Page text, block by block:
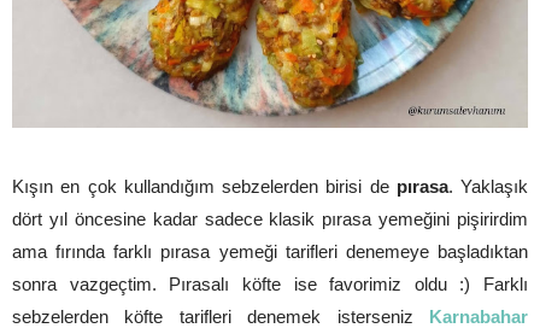
Kışın en çok kullandığım sebzelerden birisi de pırasa. Yaklaşık
dört yıl öncesine kadar sadece klasik pırasa yemeğini pişirirdim
ama fırında farklı pırasa yemeği tarifleri denemeye başladıktan
sonra vazgeçtim. Pırasalı köfte ise favorimiz oldu :) Farklı
sebzelerden köfte tarifleri denemek isterseniz Karnabahar